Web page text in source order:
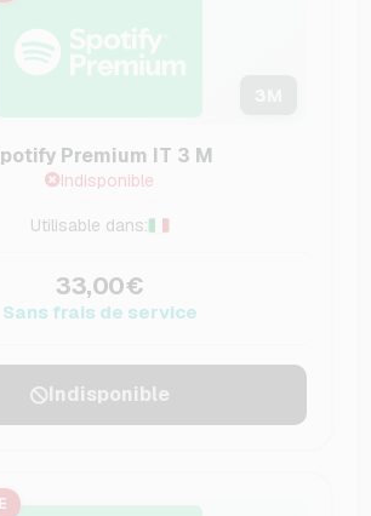
Premium IT 3 M
Indisponible
Utilisable dans:
33,00€
Sans frais de service
Indisponible